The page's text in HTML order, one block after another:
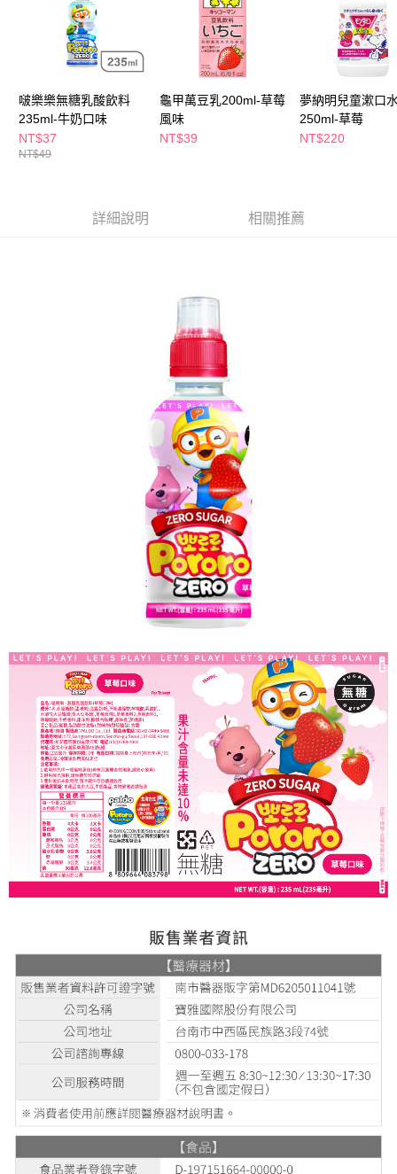
１．簡單：不需註冊會員、不需綁卡、不需儲值。
２．便利：只要手機號碼，簡訊認證，即可結帳。
３．安心：先確認商品／服務後，再付款。
【「AFTEE先享後付」結帳流程】
結帳頁面，進行簡訊認證並確認金額後，即可完成結帳。
２．訂單成立數日內，您將收到繳費通知簡訊。
３．收到繳費通知簡訊後14天內，點擊此簡訊中的連結，可透過四大超商／
ATM／網路銀行／等多元方式進行付款，方視為交易完成。
※ 交易是否成功請以「AFTEE先享後付 」之結帳頁面顯示為準，若有關於
１．透過由恩沛科技股份有限公司提供之「AFTEE先享後付」服務完成之交
權轉讓予恩沛科技股份有限公司。
２．關於個人資料處理事宜，請瀏覽以下網址：
３．未成年的使用者請事先徵得法定代理人或監護人之同意方可使用
「AFTEE先享後付」，若未經同意申辦者引起之損失，本公司不負相關責
４．使用「AFTEE先享後付」時，將依據個別帳號之用戶狀況，依本公司即
時審查核予不同之上限額度；若仍有額度不足之情形，本公司將視審查結果
５．嚴禁一人註冊多個帳號或使用他人資訊註冊。若發現惡意使用之情形，
恩沛科技股份有限公司將有權停止該用戶之使用額度並採取法律行動。
運送方式
全家取貨付款
每筆NT$65，滿NT$390(含以上)免運費
付款後全家取貨
每筆NT$65，滿NT$390(含以上)免運費
萊爾富取貨付款
付款後萊爾富取貨
每筆NT$65，滿NT$490(含以上)免運費
每筆NT$65，滿NT$490(含以上)免運費
每筆NT$100，滿NT$790(含以上)免運費
付款後寶雅門市自取(由倉庫統一出貨)
每筆NT$80，滿NT$290(含以上)免運費
啵樂樂無糖乳酸飲料
235ml-牛奶口味
NT$37
NT$49
龜甲萬豆乳200ml-草莓
風味
NT$39
夢納明兒童漱口
250ml-草莓
NT$220
詳細說明 相關推薦